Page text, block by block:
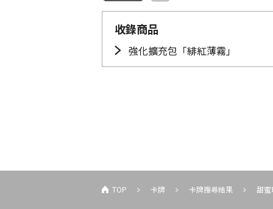
收錄商品
強化擴充包「緋紅薄霧」
TOP 卡牌 卡牌搜尋結果 甜蜜